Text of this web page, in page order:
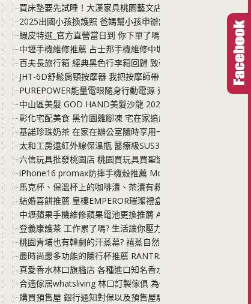
買床墊要先試睡！大漢家具桃園藝文店打造床墊沉浸式試睡體
2025出國小孩換護照 爸媽幫小孩申辦護照注意事項一次報你
蝦皮特選_官方直營當日到 你下單了嗎? 優惠超多 無外包裝價
中壢手機維修推薦 占士邦手機維修中壢店 iPhone/Android、
百夫長旅行箱 經典黑色行李箱回歸 致敬2015年-2019年的華
JHT-6D舒鬆肩頸按摩器 我把按摩師帶回家了! 價格便宜到誇
PUREPOWER能量電眼隨身行動電源 通勤、出遊，住宿不再
中山區美髮 GOD HAND美髮沙龍 2025女生燙髮 羊毛捲、萊
彰化宅配美食 黑竹園雞腳凍 宅在家追劇、露營、野餐，宵夜
基諾珍珠奶茶 在家在辦公室隨時享用一杯珍奶 有了基諾真的
太和工房遠紅外線保溫瓶 醫療級SUS316不鏽鋼製造 最經典
六信玩具批發桃園店 桃園買玩具買聖誕禮物、生日禮物一定
iPhone16 promax防摔手機殼推薦 Monocozzi 吃飯必備的神
馬克杯、保溫杯上的咖啡漬、茶漬有救了! 只要使用過碳酸鈉
結婚喜餅推薦 皇樓EMPEROR璀璨禮盒與MINI璀璨小圓提盒
中壢蘋果手機維修蘋果電池更換推薦 Ace Fix手機維修
登義康護茶 工作累了嗎? 生活讓你壓力好大? 隨時來一杯康護
桃園青埔也有韓劇的汗蒸幕? 禧蒸自然美學汗蒸館 不用飛韓國
最時尚最多功能的隨行杯推薦 RANTRA隨行杯 可以是隨行杯
真愛香水林口旗艦店 各種進口知名香水 男香女香禮盒、單瓶
合適傢居whatsliving 林口訂製傢俱 為你的家客製化屬於合適
購買預售屋 銀行通知對保以及預售屋驗屋 這其中的細節與小